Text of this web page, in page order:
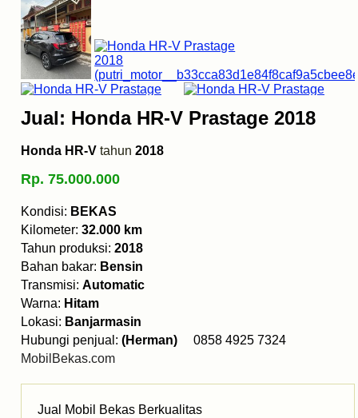
Jual: Honda HR-V Prastage 2018
Honda HR-V tahun 2018
Rp. 75.000.000
Kondisi: BEKAS
Kilometer: 32.000 km
Tahun produksi: 2018
Bahan bakar: Bensin
Transmisi: Automatic
Warna: Hitam
Lokasi: Banjarmasin
Hubungi penjual: (Herman) 0858 4925 7324
MobilBekas.com
Jual Mobil Bekas Berkualitas